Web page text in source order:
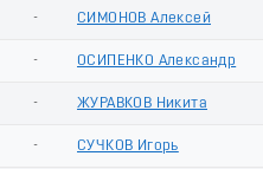
- СИМОНОВ Алексей
- ОСИПЕНКО Александр
- ЖУРАВКОВ Никита
- СУЧКОВ Игорь